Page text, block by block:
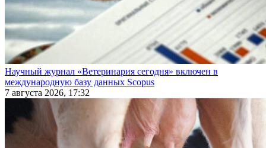
Научный журнал «Ветеринария сегодня» включен в
международную базу данных Scopus
7 августа 2026, 17:32